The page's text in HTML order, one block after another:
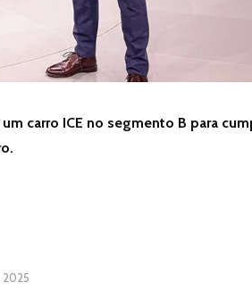
carro ICE no segmento B para
2025